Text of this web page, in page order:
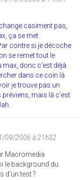
casiment pas,
ça se met
contre si je décoche
se remet tout le
max, donc c'est déjà
dans ce coin là
je trouve pas un
préviens, mais là c'est
09/2006 à 21h32
Macromedia
le background du
d'un test ?